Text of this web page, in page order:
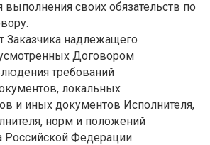
своих обязательств по
Заказчика надлежащего
Договором
требований
локальных
и иных документов Исполнителя,
норм и положений
Российской Федерации.